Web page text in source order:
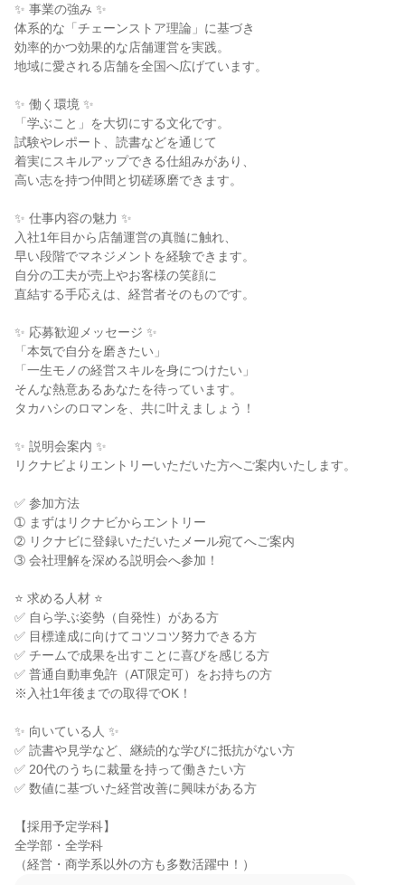
✨ 事業の強み ✨
体系的な「チェーンストア理論」に基づき
効率的かつ効果的な店舗運営を実践。
地域に愛される店舗を全国へ広げています。
✨ 働く環境 ✨
「学ぶこと」を大切にする文化です。
試験やレポート、読書などを通じて
着実にスキルアップできる仕組みがあり、
高い志を持つ仲間と切磋琢磨できます。
✨ 仕事内容の魅力 ✨
入社1年目から店舗運営の真髄に触れ、
早い段階でマネジメントを経験できます。
自分の工夫が売上やお客様の笑顔に
直結する手応えは、経営者そのものです。
✨ 応募歓迎メッセージ ✨
「本気で自分を磨きたい」
「一生モノの経営スキルを身につけたい」
そんな熱意あるあなたを待っています。
タカハシのロマンを、共に叶えましょう！
✨ 説明会案内 ✨
リクナビよりエントリーいただいた方へご案内いたします。
✅ 参加方法
➀ まずはリクナビからエントリー
➁ リクナビに登録いただいたメール宛てへご案内
➂ 会社理解を深める説明会へ参加！
⭐ 求める人材 ⭐
✅ 自ら学ぶ姿勢（自発性）がある方
✅ 目標達成に向けてコツコツ努力できる方
✅ チームで成果を出すことに喜びを感じる方
✅ 普通自動車免許（AT限定可）をお持ちの方
※入社1年後までの取得でOK！
✨ 向いている人 ✨
✅ 読書や見学など、継続的な学びに抵抗がない方
✅ 20代のうちに裁量を持って働きたい方
✅ 数値に基づいた経営改善に興味がある方
【採用予定学科】
全学部・全学科
（経営・商学系以外の方も多数活躍中！）